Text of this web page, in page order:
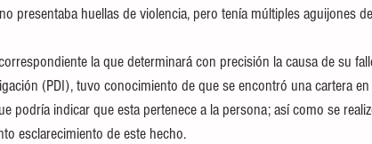
presentaba huellas de violencia, pero tenía múltiples aguijones
la que determinará con precisión la causa de su
(PDI), tuvo conocimiento de que se encontró una cartera
podría indicar que esta pertenece a la persona; así como se
esclarecimiento de este hecho.